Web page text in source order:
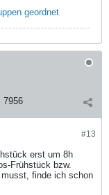
geordnet
7956
#13
erst um 8h
Frühstück bzw.
finde ich schon